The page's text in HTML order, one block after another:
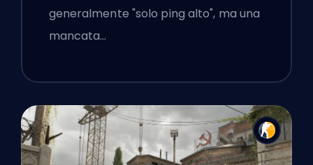
generalmente "solo ping alto", ma una
mancata…